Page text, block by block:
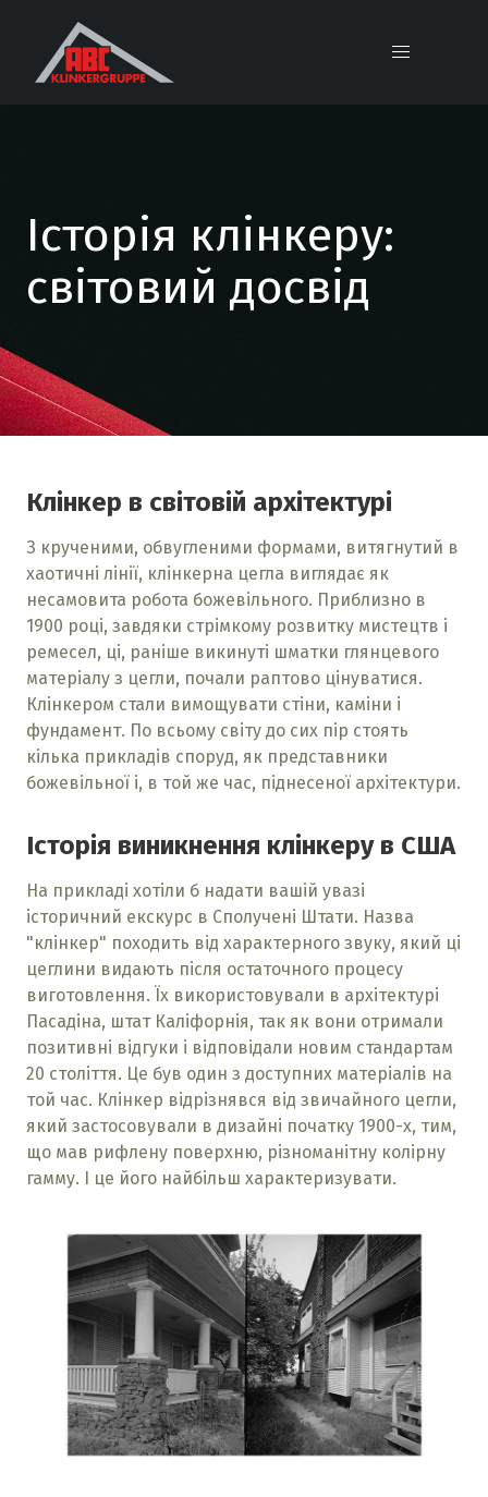
Історія клінкеру:
світовий досвід
Клінкер в світовій архітектурі
З крученими, обвугленими формами, витягнутий в
хаотичні лінії, клінкерна цегла виглядає як
несамовита робота божевільного. Приблизно в
1900 році, завдяки стрімкому розвитку мистецтв і
ремесел, ці, раніше викинуті шматки глянцевого
матеріалу з цегли, почали раптово цінуватися.
Клінкером стали вимощувати стіни, каміни і
фундамент. По всьому світу до сих пір стоять
кілька прикладів споруд, як представники
божевільної і, в той же час, піднесеної архітектури.
Історія виникнення клінкеру в США
На прикладі хотіли б надати вашій увазі
історичний екскурс в Сполучені Штати. Назва
"клінкер" походить від характерного звуку, який ці
цеглини видають після остаточного процесу
виготовлення. Їх використовували в архітектурі
Пасадіна, штат Каліфорнія, так як вони отримали
позитивні відгуки і відповідали новим стандартам
20 століття. Це був один з доступних матеріалів на
той час. Клінкер відрізнявся від звичайного цегли,
який застосовували в дизайні початку 1900-х, тим,
що мав рифлену поверхню, різноманітну колірну
гамму. І це його найбільш характеризувати.